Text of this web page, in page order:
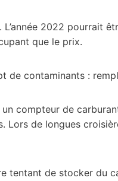
2022 pourrait
que le prix.
de contaminants :
compteur de
Lors de longues
tentant de stocker du